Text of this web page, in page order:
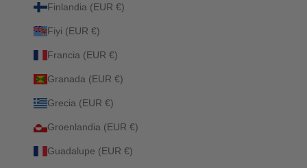
Finlandia (EUR €)
Fiyi (EUR €)
Francia (EUR €)
Granada (EUR €)
Grecia (EUR €)
Groenlandia (EUR €)
Guadalupe (EUR €)